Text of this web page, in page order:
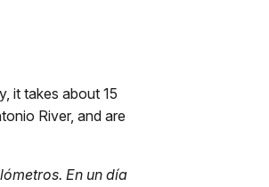
it takes about 15
River, and are
En un día